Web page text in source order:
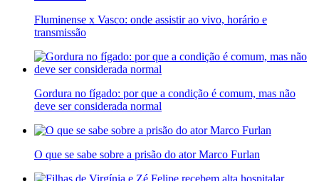
Fluminense x Vasco: onde assistir ao vivo, horário e
transmissão
Gordura no fígado: por que a condição é comum, mas não
deve ser considerada normal
O que se sabe sobre a prisão do ator Marco Furlan